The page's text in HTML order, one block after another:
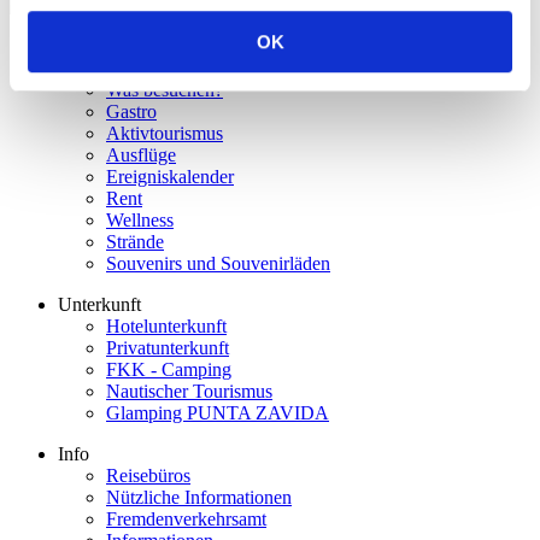
OK
Vrboska
Was besuchen?
Gastro
Aktivtourismus
Ausflüge
Ereigniskalender
Rent
Wellness
Strände
Souvenirs und Souvenirläden
Unterkunft
Hotelunterkunft
Privatunterkunft
FKK - Camping
Nautischer Tourismus
Glamping PUNTA ZAVIDA
Info
Reisebüros
Nützliche Informationen
Fremdenverkehrsamt